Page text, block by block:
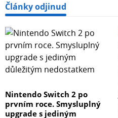
Články odjinud
Nintendo Switch 2 po
prvním roce. Smysluplný
upgrade s jediným